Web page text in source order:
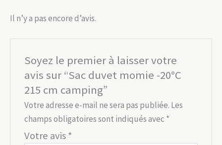
Il n’y a pas encore d’avis.
Soyez le premier à laisser votre
avis sur “Sac duvet momie -20°C
215 cm camping”
Votre adresse e-mail ne sera pas publiée. Les
champs obligatoires sont indiqués avec *
Votre avis*